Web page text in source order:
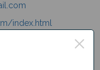
index.html
×